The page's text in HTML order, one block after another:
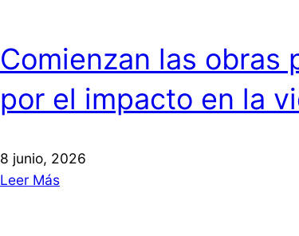
Comienzan las obras
por el impacto en la
8 junio, 2026
Leer Más